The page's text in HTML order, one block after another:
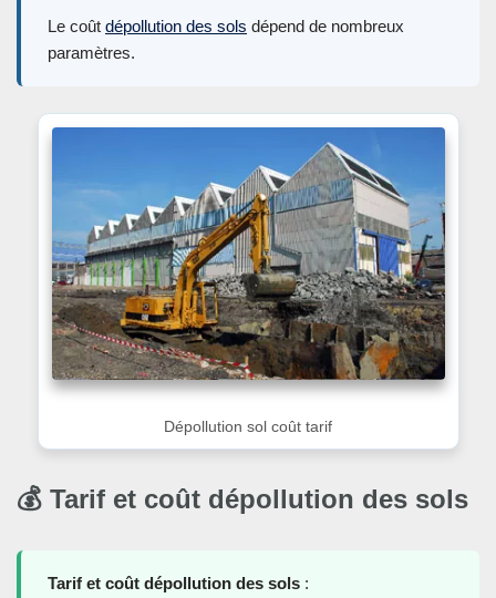
Le coût dépollution des sols dépend de nombreux
paramètres.
Dépollution sol coût tarif
💰 Tarif et coût dépollution des sols
Tarif et coût dépollution des sols :